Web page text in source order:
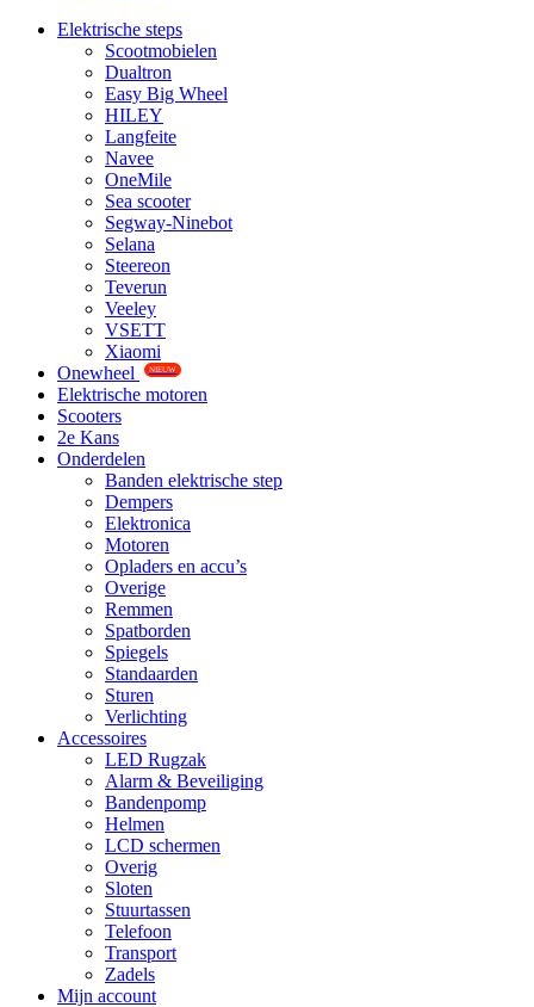
Elektrische steps
Scootmobielen
Dualtron
Easy Big Wheel
HILEY
Langfeite
Navee
OneMile
Sea scooter
Segway-Ninebot
Selana
Steereon
Teverun
Veeley
VSETT
Xiaomi
Onewheel
NIEUW
Elektrische motoren
Scooters
2e Kans
Onderdelen
Banden elektrische step
Dempers
Elektronica
Motoren
Opladers en accu’s
Overige
Remmen
Spatborden
Spiegels
Standaarden
Sturen
Verlichting
Accessoires
LED Rugzak
Alarm & Beveiliging
Bandenpomp
Helmen
LCD schermen
Overig
Sloten
Stuurtassen
Telefoon
Transport
Zadels
Mijn account